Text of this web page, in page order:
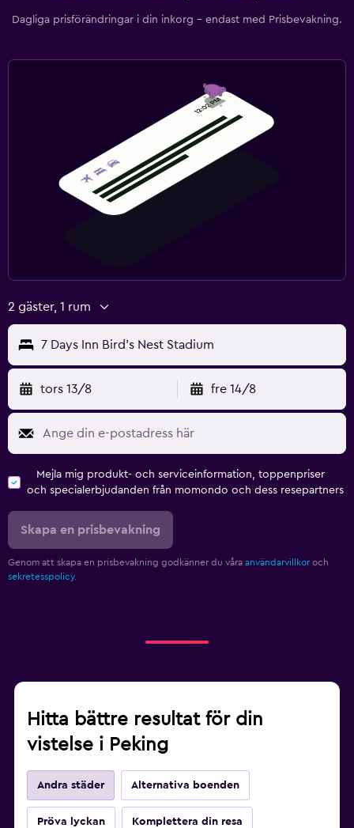
Dagliga prisförändringar i din inkorg – endast med Prisbevakning.
2 gäster, 1 rum
7 Days Inn Bird's Nest Stadium
tors 13/8 fre 14/8
Mejla mig produkt- och serviceinformation, toppenpriser
och specialerbjudanden från momondo och dess resepartners
Skapa en prisbevakning
Genom att skapa en prisbevakning godkänner du våra användarvillkor och
sekretesspolicy.
Hitta bättre resultat för din
vistelse i Peking
Andra städer Alternativa boenden
Pröva lyckan Komplettera din resa